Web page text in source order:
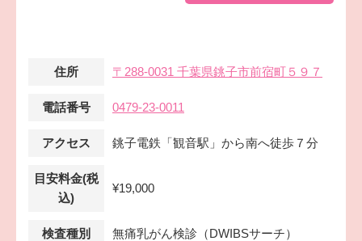
住所 〒288-0031 千葉県銚子市前宿町５９７
電話番号 0479-23-0011
アクセス 銚子電鉄「観音駅」から南へ徒歩７分
目安料金(税
込)
¥19,000
検査種別 無痛乳がん検診（DWIBSサーチ）